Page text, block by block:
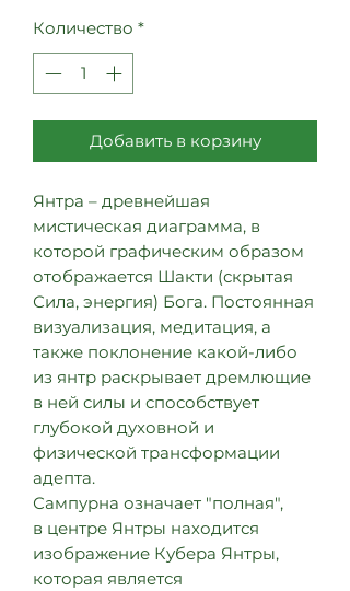
Количество *
Добавить в корзину
Янтра – древнейшая
мистическая диаграмма, в
которой графическим образом
отображается Шакти (скрытая
Сила, энергия) Бога. Постоянная
визуализация, медитация, а
также поклонение какой-либо
из янтр раскрывает дремлющие
в ней силы и способствует
глубокой духовной и
физической трансформации
адепта.
Сампурна означает "полная",
в центре Янтры находится
изображение Кубера Янтры,
которая является